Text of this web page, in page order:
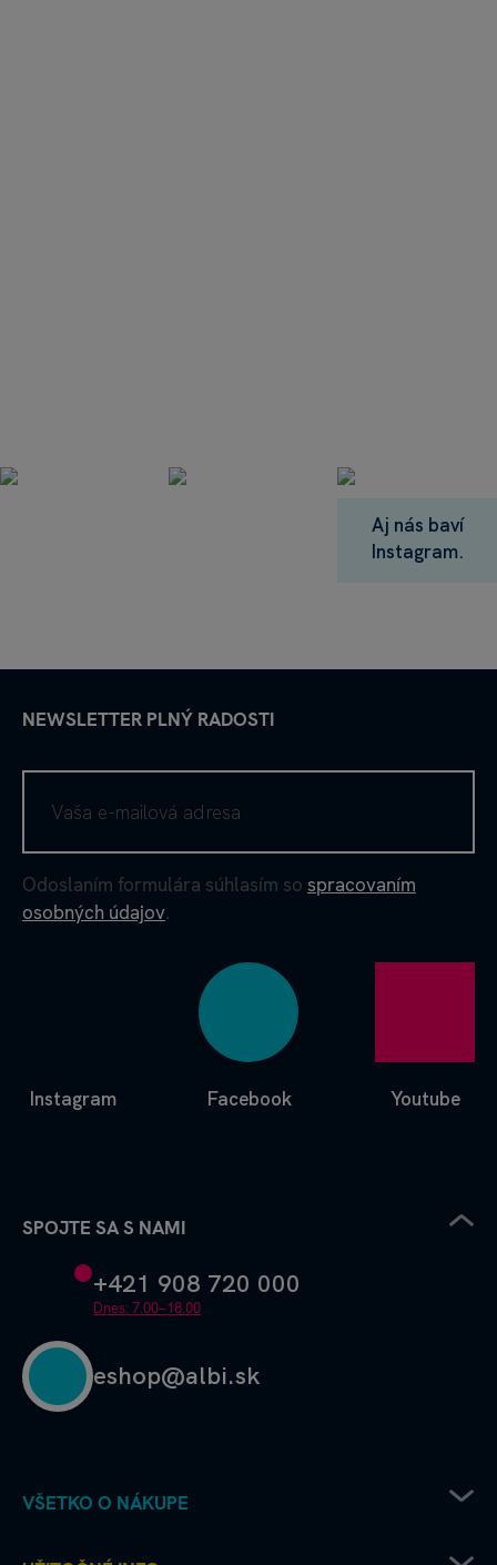
Aj nás baví
Instagram.
NEWSLETTER PLNÝ RADOSTI
Odoslaním formulára súhlasím so spracovaním
osobných údajov.
Facebook
Instagram Youtube
SPOJTE SA S NAMI
+421 908 720 000
Dnes: 7.00–18.00
eshop@albi.sk
VŠETKO O NÁKUPE